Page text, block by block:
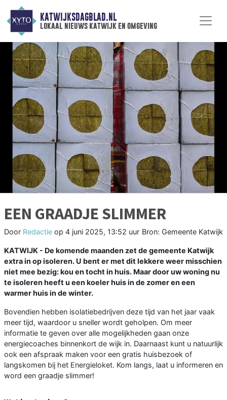
KATWIJKSDAGBLAD.NL
lokaal nieuws katwijk en omgeving
EEN GRAADJE SLIMMER
Door Redactie op 4 juni 2025, 13:52 uur Bron: Gemeente Katwijk
KATWIJK - De komende maanden zet de gemeente Katwijk
extra in op isoleren. U bent er met dit lekkere weer misschien
niet mee bezig: kou en tocht in huis. Maar door uw woning nu
te isoleren heeft u een koeler huis in de zomer en een
warmer huis in de winter.
Bovendien hebben isolatiebedrijven deze tijd van het jaar vaak
meer tijd, waardoor u sneller wordt geholpen. Om meer
informatie te geven over alle mogelijkheden gaan onze
energiecoaches binnenkort de wijk in. Daarnaast kunt u natuurlijk
ook een afspraak maken voor een gratis huisbezoek of
langskomen bij het Energieloket. Kom langs, laat u informeren en
word een graadje slimmer!